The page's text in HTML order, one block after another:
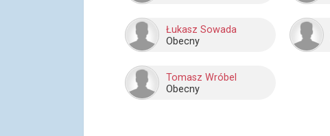
Łukasz Sowada
Obecny
Tomasz Wróbel
Obecny